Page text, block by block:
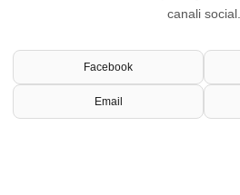
canali social.
Facebook
Email